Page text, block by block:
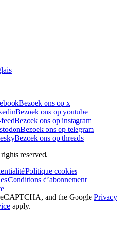
Bezoek ons op x
Bezoek ons op youtube
Bezoek ons op instagram
Bezoek ons op telegram
Bezoek ons op threads
reserved.
Politique cookies
Conditions d’abonnement
and the Google Privacy
apply.